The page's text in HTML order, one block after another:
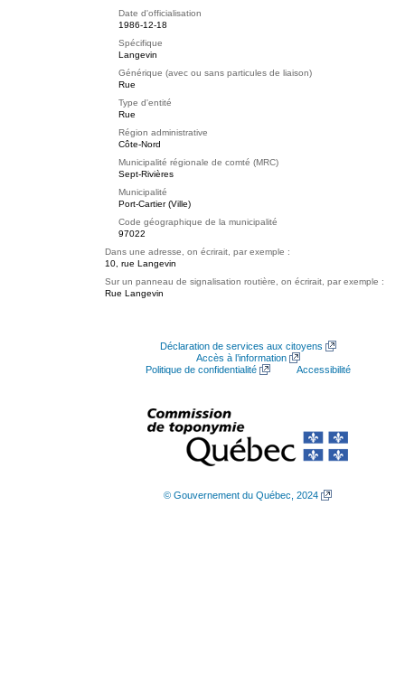
Date d'officialisation
1986-12-18
Spécifique
Langevin
Générique (avec ou sans particules de liaison)
Rue
Type d'entité
Rue
Région administrative
Côte-Nord
Municipalité régionale de comté (MRC)
Sept-Rivières
Municipalité
Port-Cartier (Ville)
Code géographique de la municipalité
97022
Dans une adresse, on écrirait, par exemple :
10, rue Langevin
Sur un panneau de signalisation routière, on écrirait, par exemple :
Rue Langevin
Déclaration de services aux citoyens
Accès à l’information
Politique de confidentialité
Accessibilité
© Gouvernement du Québec, 2024